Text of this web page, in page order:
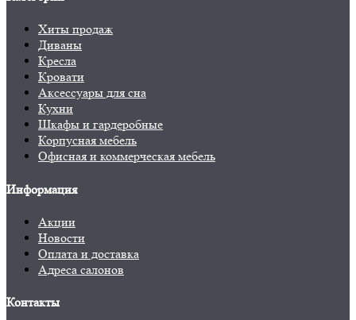
Хиты продаж
Диваны
Кресла
Кровати
Аксессуары для сна
Кухни
Шкафы и гардеробные
Корпусная мебель
Офисная и коммерческая мебель
Информация
Акции
Новости
Оплата и доставка
Адреса салонов
Контакты